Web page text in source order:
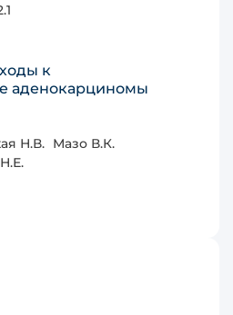
к
аденокарциномы
Н.В. Мазо В.К.